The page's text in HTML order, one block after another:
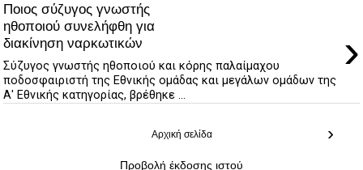
Ποιος σύζυγος γνωστής
ηθοποιού συνελήφθη για
διακίνηση ναρκωτικών
›
Σύζυγος γνωστής ηθοποιού και κόρης παλαίμαχου
ποδοσφαιριστή της Εθνικής ομάδας και μεγάλων ομάδων της
Α' Εθνικής κατηγορίας, βρέθηκε ...
›
Αρχική σελίδα
Προβολή έκδοσης ιστού